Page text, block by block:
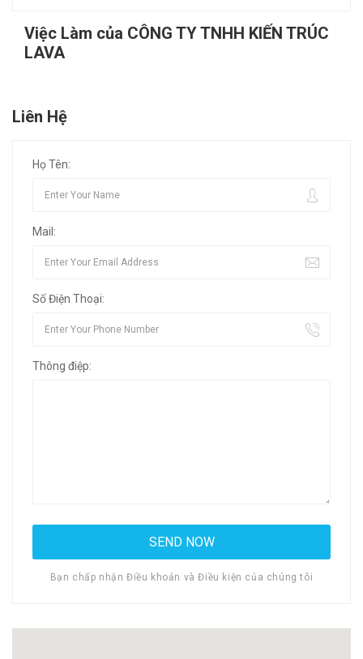
Việc Làm của CÔNG TY TNHH KIẾN TRÚC
LAVA
Liên Hệ
Họ Tên:
Mail:
Số Điện Thoại:
Thông điệp:
Bạn chấp nhận Điều khoản và Điều kiện của chúng tôi